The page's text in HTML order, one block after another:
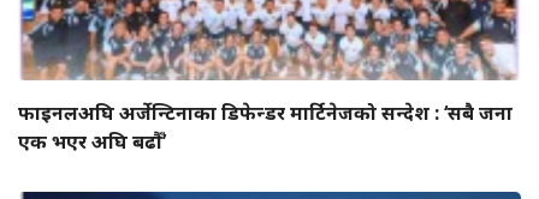
फाइनलअघि अर्जेन्टिनाका डिफेन्डर मार्टिनेजको सन्देश : ‘सबै जना
एक भएर अघि बढौँ’